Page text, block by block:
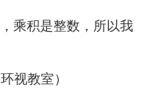
乘积是整数，所以我
视教室）